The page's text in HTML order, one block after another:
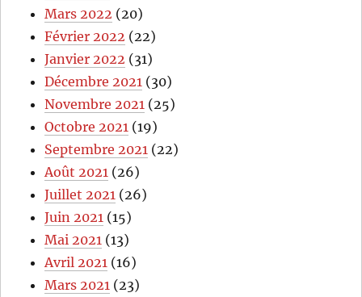
Mars 2022 (20)
Février 2022 (22)
Janvier 2022 (31)
Décembre 2021 (30)
Novembre 2021 (25)
Octobre 2021 (19)
Septembre 2021 (22)
Août 2021 (26)
Juillet 2021 (26)
Juin 2021 (15)
Mai 2021 (13)
Avril 2021 (16)
Mars 2021 (23)